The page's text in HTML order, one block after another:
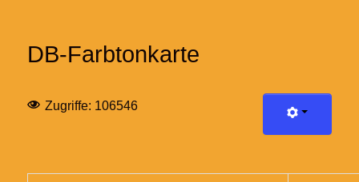
DB-Farbtonkarte
Zugriffe: 106546